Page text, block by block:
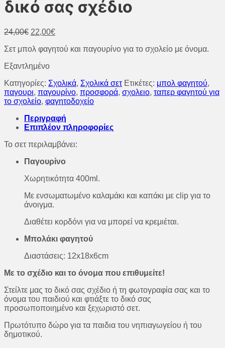
δικό σας σχέδιο
24,00€ Original
was:
22,00€Η
τιμή
Σετ μπολ φαγητού και παγουρίνο για το σχολείο με όνομα.
Εξαντλημένο
Κατηγορίες: Σχολικά, Σχολικά σετ Ετικέτες: μπολ φαγητού,
παγουρι, παγουρίνο, προσφορά, σχολειο, ταπερ φαγητού για
το σχολείο, φαγητοδοχείο
Περιγραφή
Επιπλέον πληροφορίες
Το σετ περιλαμβάνει:
Παγουρίνο
Χωρητικότητα 400ml.
Με ενσωματωμένο καλαμάκι και καπάκι με clip για το
άνοιγμα.
Διαθέτει κορδόνι για να μπορεί να κρεμιέται.
Μπολάκι φαγητού
Διαστάσεις: 12x18x6cm
Με το σχέδιο και το όνομα που επιθυμείτε!
Στείλτε μας το δικό σας σχέδιο ή τη φωτογραφία σας και το
όνομα του παιδιού και φτιάξτε το δικό σας
προσωποποιημένο και ξεχωριστό σετ.
Πρωτότυπο δώρο για τα παιδια του νηπιαγωγείου ή του
δημοτικού.